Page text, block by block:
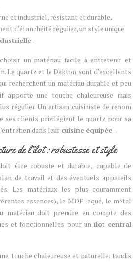
et industriel, résistant et durable,
d’étanchéité régulier, un style unique
.
un matériau facile à entretenir et
Le quartz et le Dekton sont d’excellents
recherchent un matériau durable et peu
apporte une touche chaleureuse mais
régulier. Un artisan cuisiniste de renom
ses clients privilégient le quartz pour sa
dans leur cuisine équipée .
de l’îlot : robustesse et style
être robuste et durable, capable de
de travail et des éventuels appareils
Les matériaux les plus couramment
essences), le MDF laqué, le métal
matériau doit prendre en compte des
et fonctionnelles pour un îlot central
touche chaleureuse et naturelle, tandis